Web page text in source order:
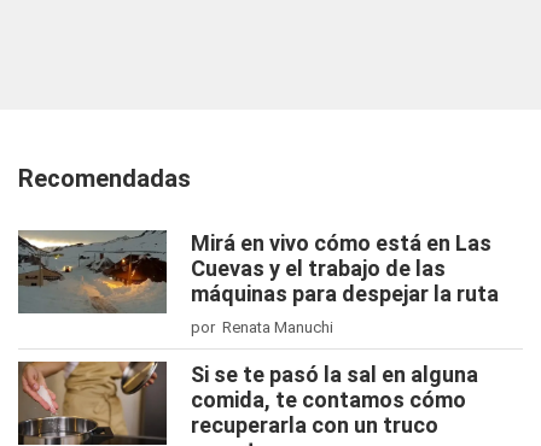
Recomendadas
Mirá en vivo cómo está en Las
Cuevas y el trabajo de las
máquinas para despejar la ruta
por Renata Manuchi
Si se te pasó la sal en alguna
comida, te contamos cómo
recuperarla con un truco